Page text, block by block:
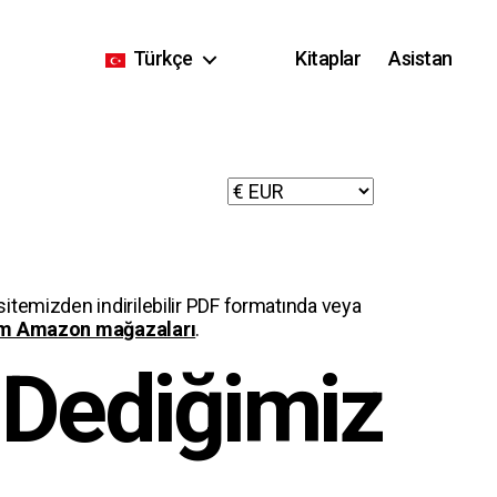
Türkçe Kitaplar Asistan
indirilebilir PDF formatında veya
Amazon mağazaları.